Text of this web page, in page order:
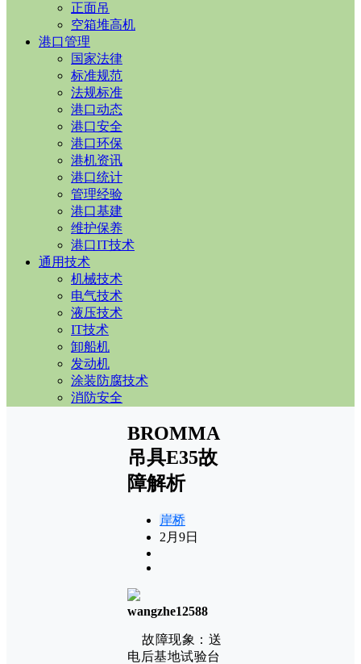
正面吊
空箱堆高机
港口管理
国家法律
标准规范
法规标准
港口动态
港口安全
港口环保
港机资讯
港口统计
管理经验
港口基建
维护保养
港口IT技术
通用技术
机械技术
电气技术
液压技术
IT技术
卸船机
发动机
涂装防腐技术
消防安全
BROMMA
吊具E35故
障解析
岸桥
2月9日
wangzhe12588
故障现象：送
电后基地试验台